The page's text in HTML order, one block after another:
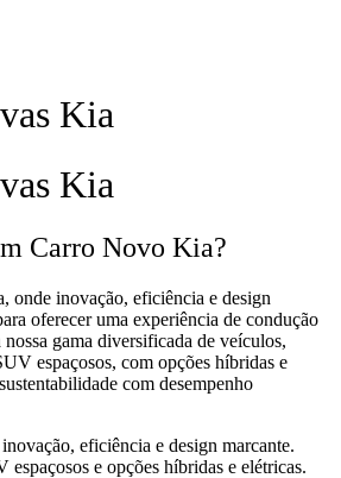
Kia
Kia
Carro Novo Kia?
onde inovação, eficiência e design
oferecer uma experiência de condução
gama diversificada de veículos,
espaçosos, com opções híbridas e
com desempenho
eficiência e design marcante.
e opções híbridas e elétricas.